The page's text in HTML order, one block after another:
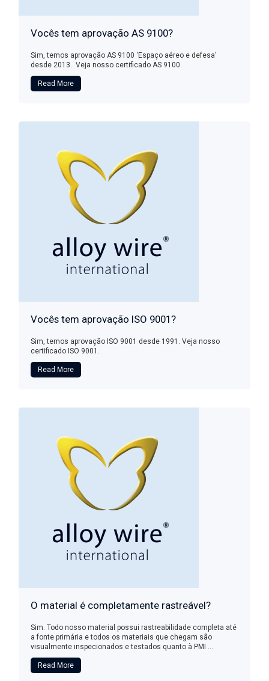
Vocês tem aprovação AS 9100?
Sim, temos aprovação AS 9100 ‘Espaço aéreo e defesa’
desde 2013. Veja nosso certificado AS 9100.
Read More
Vocês tem aprovação ISO 9001?
Sim, temos aprovação ISO 9001 desde 1991. Veja nosso
certificado ISO 9001.
Read More
O material é completamente rastreável?
Sim. Todo nosso material possui rastreabilidade completa até
a fonte primária e todos os materiais que chegam são
visualmente inspecionados e testados quanto à PMI ...
Read More